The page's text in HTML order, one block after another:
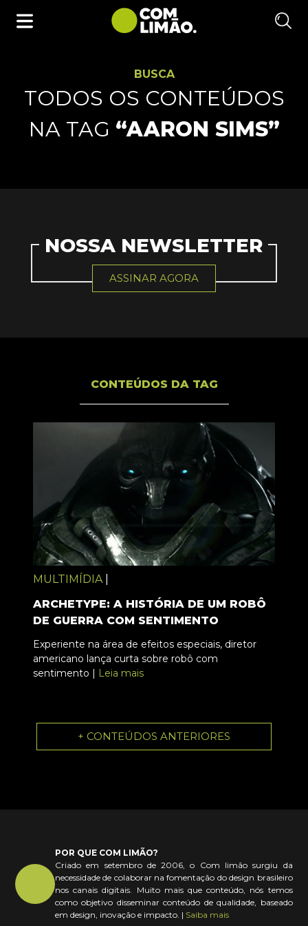
BUSCA
TODOS OS CONTEÚDOS
NA TAG “AARON SIMS”
NOSSA NEWSLETTER
ASSINAR AGORA
CONTEÚDOS DA TAG
MULTIMÍDIA
ARCHETYPE: A HISTÓRIA DE UM ROBÔ
DE GUERRA COM SENTIMENTO
Experiente na área de efeitos especiais, diretor
americano lança curta sobre robô com
sentimento | Leia mais
+ CONTEÚDOS ANTERIORES
POR QUE COM LIMÃO?
Criado em setembro de 2006, o Com limão surgiu da
necessidade de colaborar na fomentação do design brasileiro
nos canais digitais. Muito mais que conteúdo, nós temos
como objetivo disseminar conteúdo de qualidade, baseado
em design, inovação e impacto. | Saiba mais